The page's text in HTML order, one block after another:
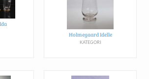
Holmegaard Idelle
KATEGORI